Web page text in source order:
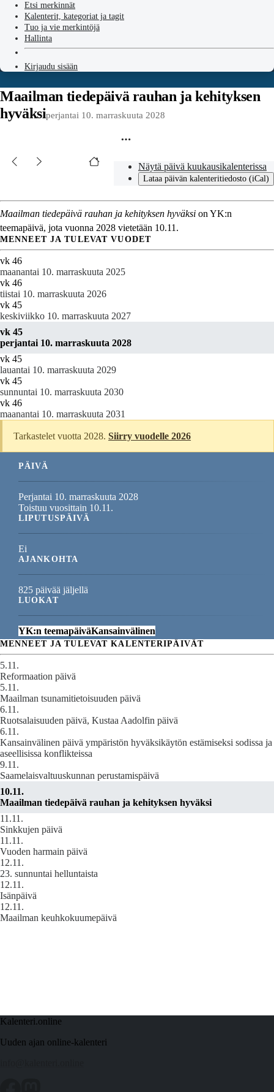
Etsi merkinnät
Kalenterit, kategoriat ja tagit
Tuo ja vie merkintöjä
Hallinta
Kirjaudu sisään
Maailman tiedepäivä rauhan ja kehityksen
hyväksiperjantai 10. marraskuuta 2028
Näytä päivä kuukausikalenterissa
Lataa päivän kalenteritiedosto (iCal)
Maailman tiedepäivä rauhan ja kehityksen hyväksi on YK:n
teemapäivä, jota vuonna 2028 vietetään 10.11.
MENNEET JA TULEVAT VUODET
vk 46
maanantai 10. marraskuuta 2025
vk 46
tiistai 10. marraskuuta 2026
vk 45
keskiviikko 10. marraskuuta 2027
vk 45
perjantai 10. marraskuuta 2028
vk 45
lauantai 10. marraskuuta 2029
vk 45
sunnuntai 10. marraskuuta 2030
vk 46
maanantai 10. marraskuuta 2031
Tarkastelet vuotta 2028.Siirry vuodelle 2026
PÄIVÄ
Perjantai 10. marraskuuta 2028
Toistuu vuosittain 10.11.
LIPUTUSPÄIVÄ
Ei
AJANKOHTA
825 päivää jäljellä
LUOKAT
YK:n teemapäiväKansainvälinen
MENNEET JA TULEVAT KALENTERIPÄIVÄT
5.11.
Reformaation päivä
5.11.
Maailman tsunamitietoisuuden päivä
6.11.
Ruotsalaisuuden päivä, Kustaa Aadolfin päivä
6.11.
Kansainvälinen päivä ympäristön hyväksikäytön estämiseksi sodissa ja
aseellisissa konflikteissa
9.11.
Saamelaisvaltuuskunnan perustamispäivä
10.11.
Maailman tiedepäivä rauhan ja kehityksen hyväksi
11.11.
Sinkkujen päivä
11.11.
Vuoden harmain päivä
12.11.
23. sunnuntai helluntaista
12.11.
Isänpäivä
12.11.
Maailman keuhkokuumepäivä
Kalenteri.online
Uuden ajan online-kalenteri